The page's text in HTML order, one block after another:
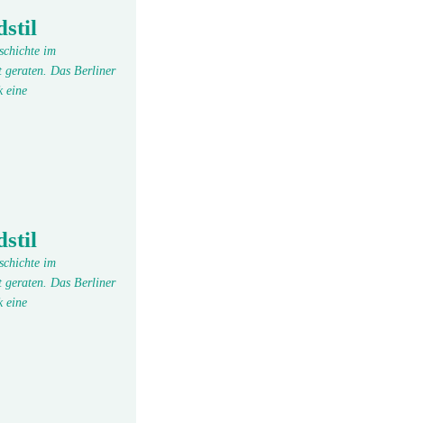
im
geraten. Das Berliner
eine
im
geraten. Das Berliner
eine